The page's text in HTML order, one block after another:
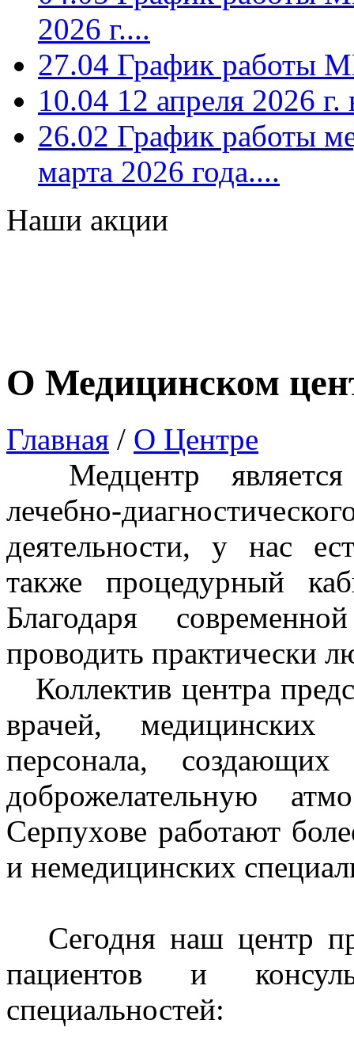
2026 г....
27.04 График работы
10.04 12 апреля 2026
26.02 График работы
марта 2026 года....
Наши акции
О Медицинском
Главная / О Центре
Медцентр является
лечебно-
деятельности, у нас
также процедурный
Благодаря
проводить практически
Коллектив центра
врачей, медицинских
персонала,
доброжелательную
Серпухове работают
и немедицинских
Сегодня наш центр
пациентов и
специальностей: